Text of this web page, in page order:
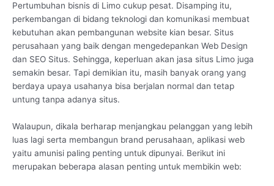
Pertumbuhan bisnis di Limo cukup pesat. Disamping itu,
perkembangan di bidang teknologi dan komunikasi membuat
kebutuhan akan pembangunan website kian besar. Situs
perusahaan yang baik dengan mengedepankan Web Design
dan SEO Situs. Sehingga, keperluan akan jasa situs Limo juga
semakin besar. Tapi demikian itu, masih banyak orang yang
berdaya upaya usahanya bisa berjalan normal dan tetap
untung tanpa adanya situs.
Walaupun, dikala berharap menjangkau pelanggan yang lebih
luas lagi serta membangun brand perusahaan, aplikasi web
yaitu amunisi paling penting untuk dipunyai. Berikut ini
merupakan beberapa alasan penting untuk membikin web: